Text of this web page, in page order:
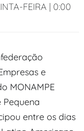
FEIRA | 0:00
e
MONAMPE
entre os dias